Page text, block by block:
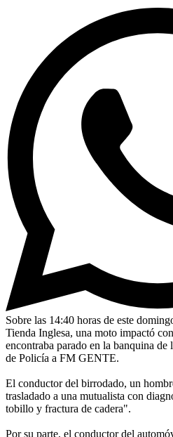
Sobre las 14:40 horas de este
Tienda Inglesa, una moto impactó
encontraba parado en la banquina
de Policía a FM GENTE.
El conductor del birrodado, un
trasladado a una mutualista con
tobillo y fractura de cadera".
Por su parte, el conductor del